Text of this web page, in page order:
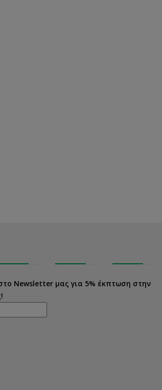
Newsletter μας για 5% έκπτωση στην